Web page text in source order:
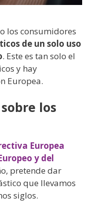
los consumidores
de un solo uso
. Este es tan solo el
y hay
Europea.
los
Europea
y del
pretende dar
que llevamos
siglos.